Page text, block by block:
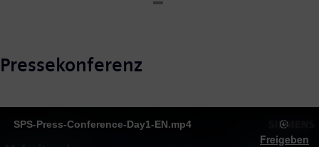
Pressekonferenz
SPS-Press-Conference-Day1-EN.mp4
Freigeben